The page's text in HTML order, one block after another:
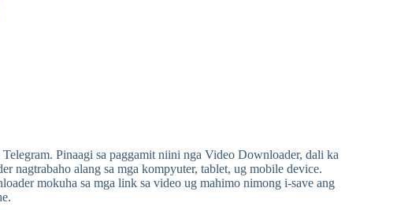
Pinaagi sa paggamit niini nga Video Downloader, dali ka
nagtrabaho alang sa mga kompyuter, tablet, ug mobile device.
mokuha sa mga link sa video ug mahimo nimong i-save ang